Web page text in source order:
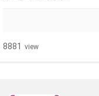
8881 view